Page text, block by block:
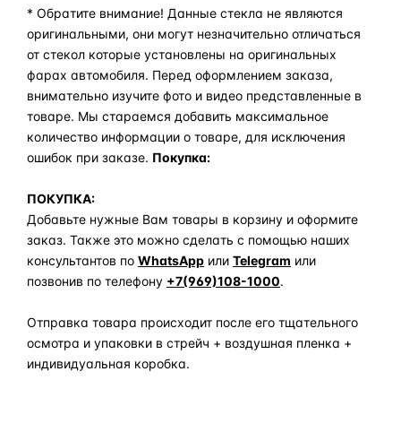
* Обратите внимание! Данные стекла не являются
оригинальными, они могут незначительно отличаться
от стекол которые установлены на оригинальных
фарах автомобиля. Перед оформлением заказа,
внимательно изучите фото и видео представленные в
товаре. Мы стараемся добавить максимальное
количество информации о товаре, для исключения
ошибок при заказе. Покупка:
ПОКУПКА:
Добавьте нужные Вам товары в корзину и оформите
заказ. Также это можно сделать с помощью наших
консультантов по WhatsApp или Telegram или
позвонив по телефону +7(969)108-1000.
Отправка товара происходит после его тщательного
осмотра и упаковки в стрейч + воздушная пленка +
индивидуальная коробка.